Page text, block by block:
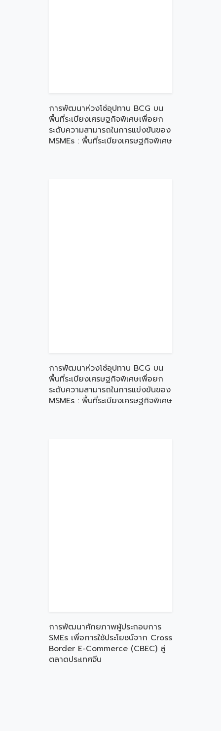
การพัฒนาห่วงโซ่อุปทาน BCG บน
พื้นที่ระเบียงเศรษฐกิจพิเศษเพื่อยก
ระดับความสามารถในการแข่งขันของ
MSMEs : พื้นที่ระเบียงเศรษฐกิจพิเศษ
การพัฒนาห่วงโซ่อุปทาน BCG บน
พื้นที่ระเบียงเศรษฐกิจพิเศษเพื่อยก
ระดับความสามารถในการแข่งขันของ
MSMEs : พื้นที่ระเบียงเศรษฐกิจพิเศษ
การพัฒนาศักยภาพผู้ประกอบการ
SMEs เพื่อการใช้ประโยชน์จาก Cross
Border E-Commerce (CBEC) สู่
ตลาดประเทศจีน